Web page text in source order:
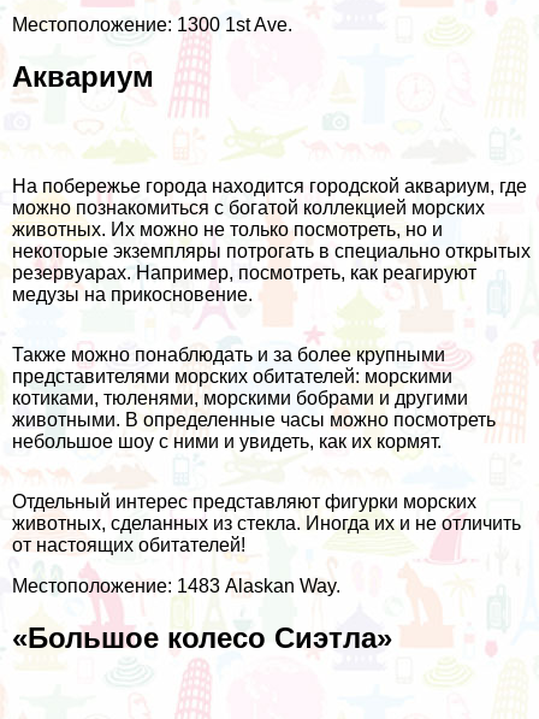
Местоположение: 1300 1st Ave.
Аквариум
На побережье города находится городской аквариум, где
можно познакомиться с богатой коллекцией морских
животных. Их можно не только посмотреть, но и
некоторые экземпляры потрогать в специально открытых
резервуарах. Например, посмотреть, как реагируют
медузы на прикосновение.
Также можно понаблюдать и за более крупными
представителями морских обитателей: морскими
котиками, тюленями, морскими бобрами и другими
животными. В определенные часы можно посмотреть
небольшое шоу с ними и увидеть, как их кормят.
Отдельный интерес представляют фигурки морских
животных, сделанных из стекла. Иногда их и не отличить
от настоящих обитателей!
Местоположение: 1483 Alaskan Way.
«Большое колесо Сиэтла»